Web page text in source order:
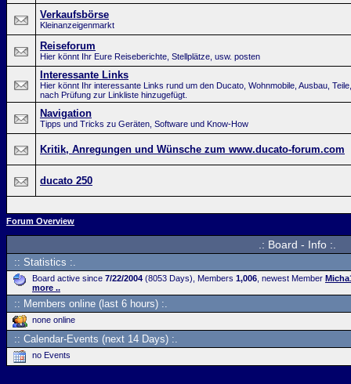
Verkaufsbörse
Kleinanzeigenmarkt
Reiseforum
Hier könnt Ihr Eure Reiseberichte, Stellplätze, usw. posten
Interessante Links
Hier könnt Ihr interessante Links rund um den Ducato, Wohnmobile, Ausbau,
nach Prüfung zur Linkliste hinzugefügt.
Navigation
Tipps und Tricks zu Geräten, Software und Know-How
Kritik, Anregungen und Wünsche zum www.ducato-forum.com
ducato 250
Forum Overview
.: Board - Info :.
:: Statistics :.
Board active since 7/22/2004 (8053 Days), Members 1,006 , newest Member
more ..
:: Members online (last 6 hours) :.
none online
:: Calendar-Events (next 14 Days) :.
no Events